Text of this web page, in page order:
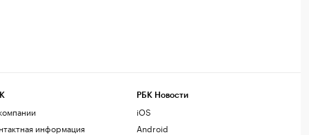
информация
РБК Новости
iOS
Android